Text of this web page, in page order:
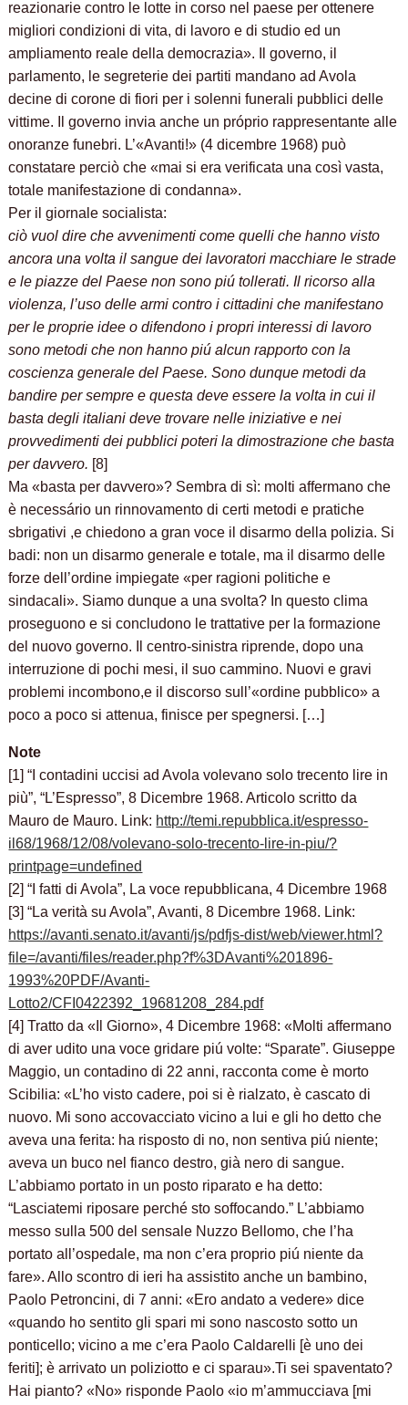
reazionarie contro le lotte in corso nel paese per ottenere
migliori condizioni di vita, di lavoro e di studio ed un
ampliamento reale della democrazia». Il governo, il
parlamento, le segreterie dei partiti mandano ad Avola
decine di corone di fiori per i solenni funerali pubblici delle
vittime. Il governo invia anche un próprio rappresentante alle
onoranze funebri. L’«Avanti!» (4 dicembre 1968) può
constatare perciò che «mai si era verificata una così vasta,
totale manifestazione di condanna».
Per il giornale socialista:
ciò vuol dire che avvenimenti come quelli che hanno visto
ancora una volta il sangue dei lavoratori macchiare le strade
e le piazze del Paese non sono piú tollerati. Il ricorso alla
violenza, l’uso delle armi contro i cittadini che manifestano
per le proprie idee o difendono i propri interessi di lavoro
sono metodi che non hanno piú alcun rapporto con la
coscienza generale del Paese. Sono dunque metodi da
bandire per sempre e questa deve essere la volta in cui il
basta degli italiani deve trovare nelle iniziative e nei
provvedimenti dei pubblici poteri la dimostrazione che basta
per davvero. [8]
Ma «basta per davvero»? Sembra di sì: molti affermano che
è necessário un rinnovamento di certi metodi e pratiche
sbrigativi ,e chiedono a gran voce il disarmo della polizia. Si
badi: non un disarmo generale e totale, ma il disarmo delle
forze dell’ordine impiegate «per ragioni politiche e
sindacali». Siamo dunque a una svolta? In questo clima
proseguono e si concludono le trattative per la formazione
del nuovo governo. Il centro-sinistra riprende, dopo una
interruzione di pochi mesi, il suo cammino. Nuovi e gravi
problemi incombono,e il discorso sull’«ordine pubblico» a
poco a poco si attenua, finisce per spegnersi. […]
Note
[1] “I contadini uccisi ad Avola volevano solo trecento lire in
più”, “L’Espresso”, 8 Dicembre 1968. Articolo scritto da
Mauro de Mauro. Link: http://temi.repubblica.it/espresso-
il68/1968/12/08/volevano-solo-trecento-lire-in-piu/?
printpage=undefined
[2] “I fatti di Avola”, La voce repubblicana, 4 Dicembre 1968
[3] “La verità su Avola”, Avanti, 8 Dicembre 1968. Link:
https://avanti.senato.it/avanti/js/pdfjs-dist/web/viewer.html?
file=/avanti/files/reader.php?f%3DAvanti%201896-
1993%20PDF/Avanti-
Lotto2/CFI0422392_19681208_284.pdf
[4] Tratto da «Il Giorno», 4 Dicembre 1968: «Molti affermano
di aver udito una voce gridare piú volte: “Sparate”. Giuseppe
Maggio, un contadino di 22 anni, racconta come è morto
Scibilia: «L’ho visto cadere, poi si è rialzato, è cascato di
nuovo. Mi sono accovacciato vicino a lui e gli ho detto che
aveva una ferita: ha risposto di no, non sentiva piú niente;
aveva un buco nel fianco destro, già nero di sangue.
L’abbiamo portato in un posto riparato e ha detto:
“Lasciatemi riposare perché sto soffocando.” L’abbiamo
messo sulla 500 del sensale Nuzzo Bellomo, che l’ha
portato all’ospedale, ma non c’era proprio piú niente da
fare». Allo scontro di ieri ha assistito anche un bambino,
Paolo Petroncini, di 7 anni: «Ero andato a vedere» dice
«quando ho sentito gli spari mi sono nascosto sotto un
ponticello; vicino a me c’era Paolo Caldarelli [è uno dei
feriti]; è arrivato un poliziotto e ci sparau».Ti sei spaventato?
Hai pianto? «No» risponde Paolo «io m’ammucciava [mi